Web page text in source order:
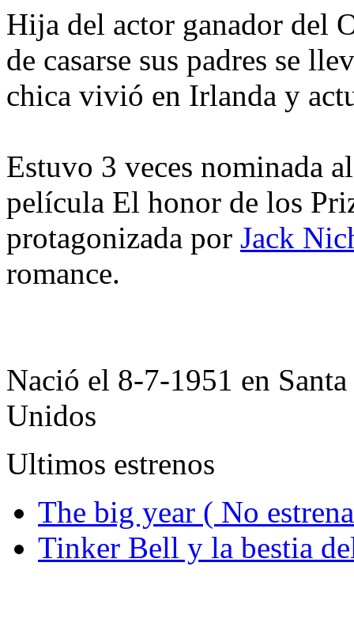
Hija del actor ganador del
de casarse sus padres se
chica vivió en Irlanda y
Estuvo 3 veces nominada
película El honor de los
protagonizada por Jack
romance.
Nació el 8-7-1951 en
Unidos
Ultimos estrenos
The big year ( No
Tinker Bell y la bestia